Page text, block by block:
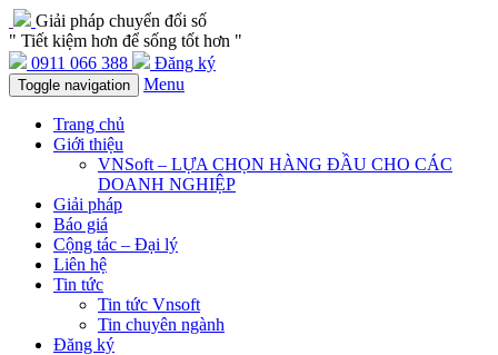
Giải pháp chuyển đổi số
" Tiết kiệm hơn để sống tốt hơn "
0911 066 388
Đăng ký
Toggle navigation Menu
Trang chủ
Giới thiệu
VNSoft – LỰA CHỌN HÀNG ĐẦU CHO CÁC
DOANH NGHIỆP
Giải pháp
Báo giá
Cộng tác – Đại lý
Liên hệ
Tin tức
Tin tức Vnsoft
Tin chuyên ngành
Đăng ký